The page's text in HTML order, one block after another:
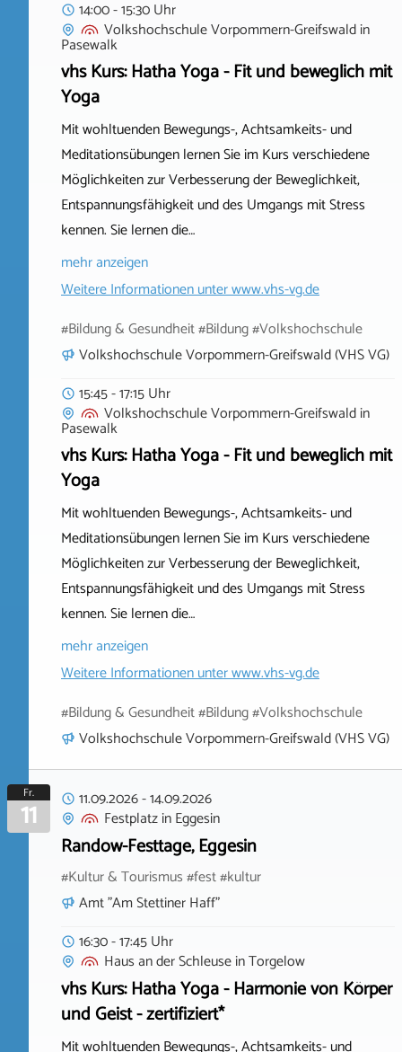
14:00 - 15:30 Uhr
Volkshochschule Vorpommern-Greifswaldin
Pasewalk
vhs Kurs: Hatha Yoga - Fit und beweglich mit
Yoga
Mit wohltuenden Bewegungs-, Achtsamkeits- und
Meditationsübungen lernen Sie im Kurs verschiedene
Möglichkeiten zur Verbesserung der Beweglichkeit,
Entspannungsfähigkeit und des Umgangs mit Stress
kennen. Sie lernen die…
mehr anzeigen
Weitere Informationen unterwww.vhs-vg.de
#Bildung & Gesundheit #Bildung #Volkshochschule
Volkshochschule Vorpommern-Greifswald (VHS VG)
15:45 - 17:15 Uhr
Volkshochschule Vorpommern-Greifswaldin
Pasewalk
vhs Kurs: Hatha Yoga - Fit und beweglich mit
Yoga
Mit wohltuenden Bewegungs-, Achtsamkeits- und
Meditationsübungen lernen Sie im Kurs verschiedene
Möglichkeiten zur Verbesserung der Beweglichkeit,
Entspannungsfähigkeit und des Umgangs mit Stress
kennen. Sie lernen die…
mehr anzeigen
Weitere Informationen unterwww.vhs-vg.de
#Bildung & Gesundheit #Bildung #Volkshochschule
Volkshochschule Vorpommern-Greifswald (VHS VG)
Fr.
11 11.09.2026-14.09.2026
FestplatzinEggesin
Randow-Festtage, Eggesin
#Kultur & Tourismus #fest #kultur
Amt "Am Stettiner Haff"
16:30 - 17:45 Uhr
Haus an der SchleuseinTorgelow
vhs Kurs: Hatha Yoga - Harmonie von Körper
und Geist - zertifiziert*
Mit wohltuenden Bewegungs-, Achtsamkeits- und